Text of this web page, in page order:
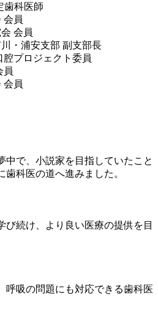
⻭科医師
会員
会員
・浦安⽀部 副⽀部⻑
プロジェクト委員
員
会員
中で、小説家を目指していたこと
歯科医の道へ進みました。
び続け、より良い医療の提供を目
呼吸の問題にも対応できる歯科医